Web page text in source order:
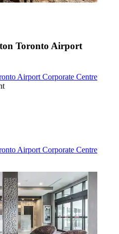
Toronto Airport
Airport Corporate Centre
Airport Corporate Centre